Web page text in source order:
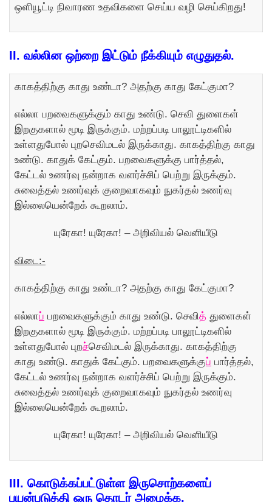
ஒளியூட்டி நிவாரண உதவிகளை செய்ய வழி செய்கிறது!
II. வல்லின ஒற்றை இட்டும் நீக்கியும் எழுதுதல்.
காகத்திற்கு காது உண்டா? அதற்கு காது கேட்குமா?
எல்லா பறவைகளுக்கும் காது உண்டு. செவி துளைகள்
இறகுகளால் மூடி இருக்கும். மற்றப்படி பாலூட்டிகளில்
உள்ளதுபோல் புறசெவிமடல் இருக்காது. காகத்திற்கு காது
உண்டு. காதுக் கேட்கும். பறவைகளுக்கு பார்த்தல்,
கேட்டல் உணர்வு நன்றாக வளர்ச்சிப் பெற்று இருக்கும்.
சுவைத்தல் உணர்வுக் குறைவாகவும் நுகர்தல் உணர்வு
இல்லையென்றேக் கூறலாம்.
யுரேகா! யுரேகா! – அறிவியல் வெளியீடு
விடை:-
காகத்திற்கு காது உண்டா? அதற்கு காது கேட்குமா?
எல்லாப் பறவைகளுக்கும் காது உண்டு. செவித் துளைகள்
இறகுகளால் மூடி இருக்கும். மற்றப்படி பாலூட்டிகளில்
உள்ளதுபோல் புறச்செவிமடல் இருக்காது. காகத்திற்கு
காது உண்டு. காதுக் கேட்கும். பறவைகளுக்குப் பார்த்தல்,
கேட்டல் உணர்வு நன்றாக வளர்ச்சிப் பெற்று இருக்கும்.
சுவைத்தல் உணர்வுக் குறைவாகவும் நுகர்தல் உணர்வு
இல்லையென்றேக் கூறலாம்.
யுரேகா! யுரேகா! – அறிவியல் வெளியீடு
III. கொடுக்கப்பட்டுள்ள இருசொற்களைப்
பயன்படுத்தி ஒரு தொடர் அமைக்க.